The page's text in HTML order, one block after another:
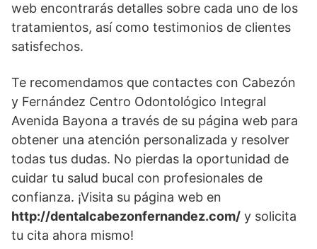
web encontrarás detalles sobre cada uno de los
tratamientos, así como testimonios de clientes
satisfechos.
Te recomendamos que contactes con Cabezón
y Fernández Centro Odontológico Integral
Avenida Bayona a través de su página web para
obtener una atención personalizada y resolver
todas tus dudas. No pierdas la oportunidad de
cuidar tu salud bucal con profesionales de
confianza. ¡Visita su página web en
http://dentalcabezonfernandez.com/ y solicita
tu cita ahora mismo!